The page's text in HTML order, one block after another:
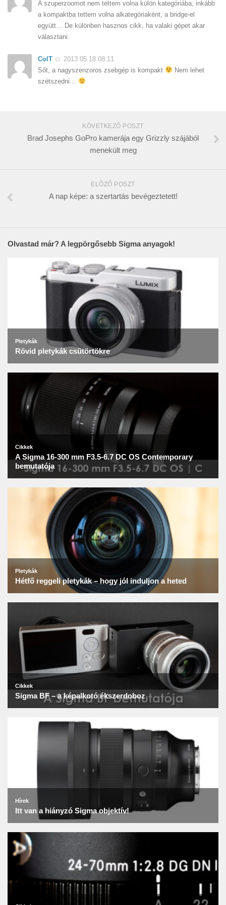
A szuperzoomot nem tettem volna külön kategóriába, inkább
a kompaktba tettem volna alkategóriaként, a bridge-el
együtt… De különben hasznos cikk, ha valaki gépet akar
választani.
ColT
2013.05.18 08:11
Sőt, a nagyszenzoros zsebgép is kompakt
Nem lehet
szétszedni…
KÖVETKEZŐ POSZT
Brad Josephs GoPro kamerája egy Grizzly szájából
menekült meg
ELŐZŐ POSZT
A nap képe: a szertartás bevégeztetett!
Olvastad már? A legpörgősebb Sigma anyagok!